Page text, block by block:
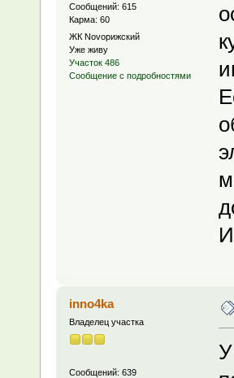
Сообщений: 615
Карма: 60
ЖК Novoрижский
Уже живу
Участок 486
Сообщение с подробностями
inno4ka
Владелец участка
Сообщений: 639